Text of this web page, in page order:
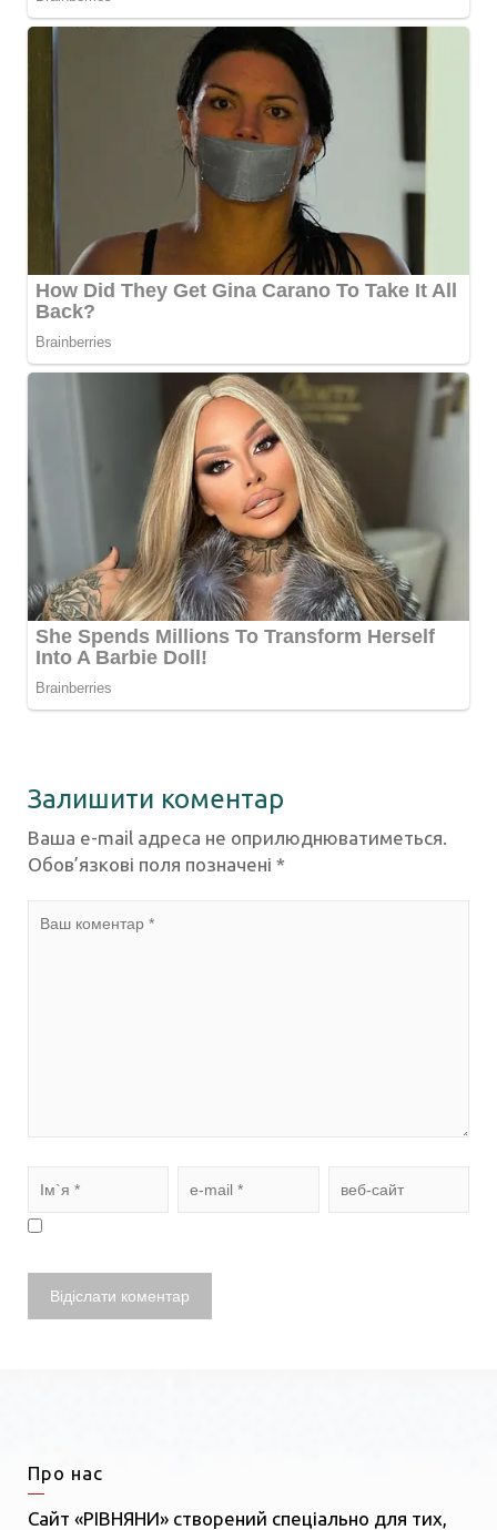
Залишити коментар
Ваша e-mail адреса не оприлюднюватиметься.
Обов’язкові поля позначені *
Про нас
Сайт «РІВНЯНИ» створений спеціально для тих,